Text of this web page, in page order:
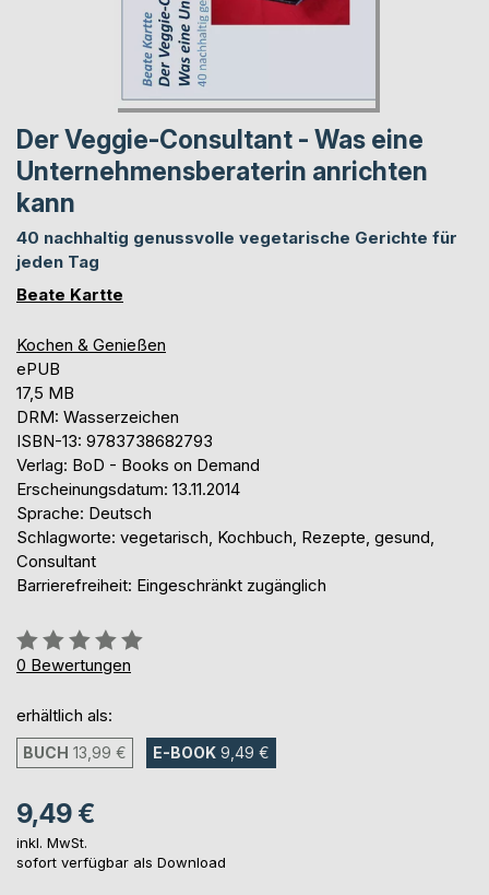
Der Veggie-Consultant - Was eine
Unternehmensberaterin anrichten
kann
40 nachhaltig genussvolle vegetarische Gerichte für
jeden Tag
Beate Kartte
Kochen & Genießen
ePUB
17,5 MB
DRM: Wasserzeichen
ISBN-13: 9783738682793
Verlag: BoD - Books on Demand
Erscheinungsdatum: 13.11.2014
Sprache: Deutsch
Schlagworte: vegetarisch, Kochbuch, Rezepte, gesund,
Consultant
Barrierefreiheit: Eingeschränkt zugänglich
Bewertung::
0%
0 Bewertungen
erhältlich als:
BUCH 13,99 € E-BOOK 9,49 €
9,49 €
inkl. MwSt.
sofort verfügbar als Download